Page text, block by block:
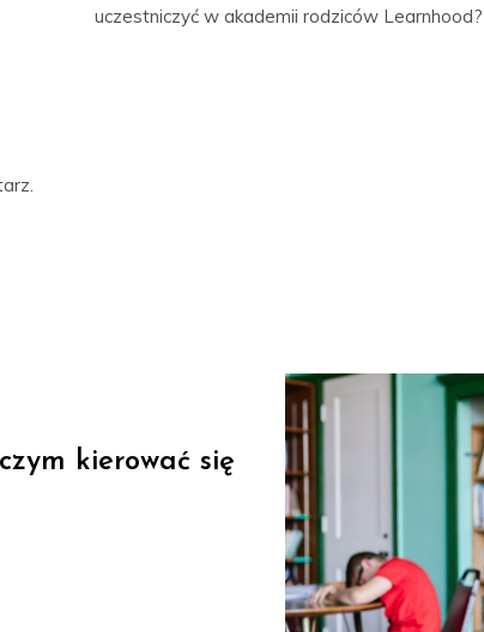
uczestniczyć w akademii rodziców Learnhood?
kierować się